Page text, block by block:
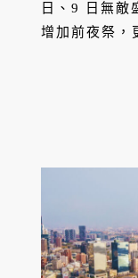
日、9 日無敵
增加前夜祭，